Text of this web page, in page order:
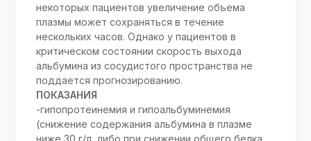
некоторых пациентов увеличение объема
плазмы может сохраняться в течение
нескольких часов. Однако у пациентов в
критическом состоянии скорость выхода
альбумина из сосудистого пространства не
поддается прогнозированию.
ПОКАЗАНИЯ
-гипопротеинемия и гипоальбуминемия
(снижение содержания альбумина в плазме
ниже 30 г/л, либо при снижении общего белка